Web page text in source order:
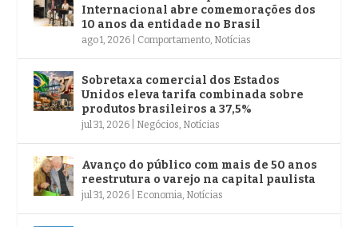
Internacional abre comemorações dos
10 anos da entidade no Brasil
ago 1, 2026 Comportamento Notícias
Sobretaxa comercial dos Estados
Unidos eleva tarifa combinada sobre
produtos brasileiros a 37,5%
jul 31, 2026 Negócios Notícias
Avanço do público com mais de 50 anos
reestrutura o varejo na capital paulista
jul 31, 2026 Economia Notícias